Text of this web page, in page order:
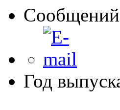
Год